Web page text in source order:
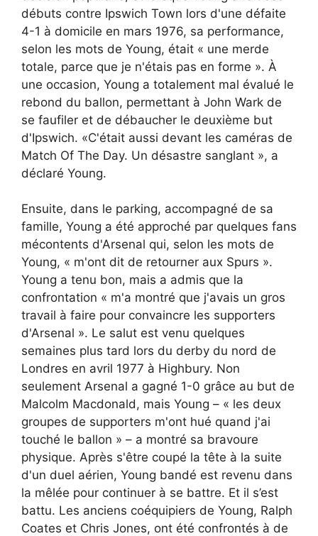
débuts contre Ipswich Town lors d'une défaite
4-1 à domicile en mars 1976, sa performance,
selon les mots de Young, était « une merde
totale, parce que je n'étais pas en forme ». À
une occasion, Young a totalement mal évalué le
rebond du ballon, permettant à John Wark de
se faufiler et de débaucher le deuxième but
d'Ipswich. «C'était aussi devant les caméras de
Match Of The Day. Un désastre sanglant », a
déclaré Young.
Ensuite, dans le parking, accompagné de sa
famille, Young a été approché par quelques fans
mécontents d'Arsenal qui, selon les mots de
Young, « m'ont dit de retourner aux Spurs ».
Young a tenu bon, mais a admis que la
confrontation « m'a montré que j'avais un gros
travail à faire pour convaincre les supporters
d'Arsenal ». Le salut est venu quelques
semaines plus tard lors du derby du nord de
Londres en avril 1977 à Highbury. Non
seulement Arsenal a gagné 1-0 grâce au but de
Malcolm Macdonald, mais Young – « les deux
groupes de supporters m'ont hué quand j'ai
touché le ballon » – a montré sa bravoure
physique. Après s'être coupé la tête à la suite
d'un duel aérien, Young bandé est revenu dans
la mêlée pour continuer à se battre. Et il s’est
battu. Les anciens coéquipiers de Young, Ralph
Coates et Chris Jones, ont été confrontés à de